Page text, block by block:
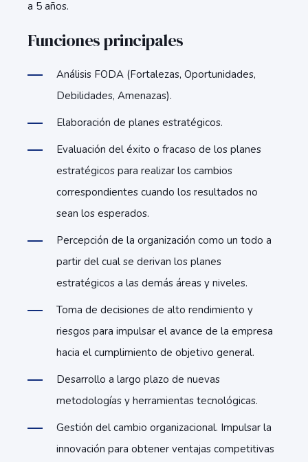
a 5 años.
Funciones principales
Análisis FODA (Fortalezas, Oportunidades,
Debilidades, Amenazas).
Elaboración de planes estratégicos.
Evaluación del éxito o fracaso de los planes
estratégicos para realizar los cambios
correspondientes cuando los resultados no
sean los esperados.
Percepción de la organización como un todo a
partir del cual se derivan los planes
estratégicos a las demás áreas y niveles.
Toma de decisiones de alto rendimiento y
riesgos para impulsar el avance de la empresa
hacia el cumplimiento de objetivo general.
Desarrollo a largo plazo de nuevas
metodologías y herramientas tecnológicas.
Gestión del cambio organizacional. Impulsar la
innovación para obtener ventajas competitivas